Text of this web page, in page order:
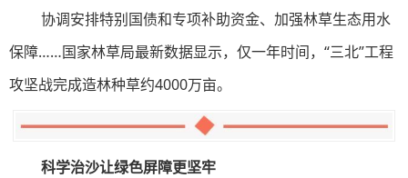
协调安排特别国债和专项补助资金、加强林草生态用水
保障……国家林草局最新数据显示，仅一年时间，“三北”工程
攻坚战完成造林种草约4000万亩。
科学治沙让绿色屏障更坚牢